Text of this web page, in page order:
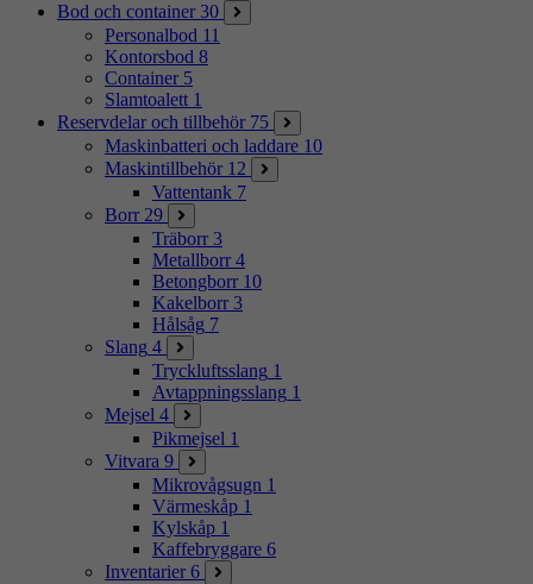
Bod och container 30
Personalbod 11
Kontorsbod 8
Container 5
Slamtoalett 1
Reservdelar och tillbehör 75
Maskinbatteri och laddare 10
Maskintillbehör 12
Vattentank 7
Borr 29
Träborr 3
Metallborr 4
Betongborr 10
Kakelborr 3
Hålsåg 7
Slang 4
Tryckluftsslang 1
Avtappningsslang 1
Mejsel 4
Pikmejsel 1
Vitvara 9
Mikrovågsugn 1
Värmeskåp 1
Kylskåp 1
Kaffebryggare 6
Inventarier 6